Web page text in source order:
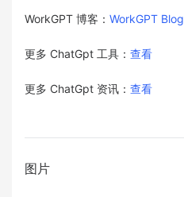
WorkGPT 博客： WorkGPT Blog
更多 ChatGpt 工具： 查看
更多 ChatGpt 资讯： 查看
图片